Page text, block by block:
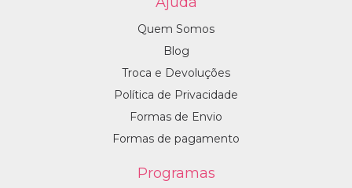
Quem Somos
Blog
Troca e Devoluções
Política de Privacidade
Formas de Envio
Formas de pagamento
Programas